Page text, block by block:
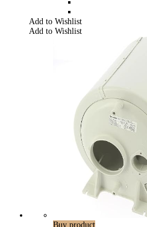
Add to Wishlist
Add to Wishlist
Buy product